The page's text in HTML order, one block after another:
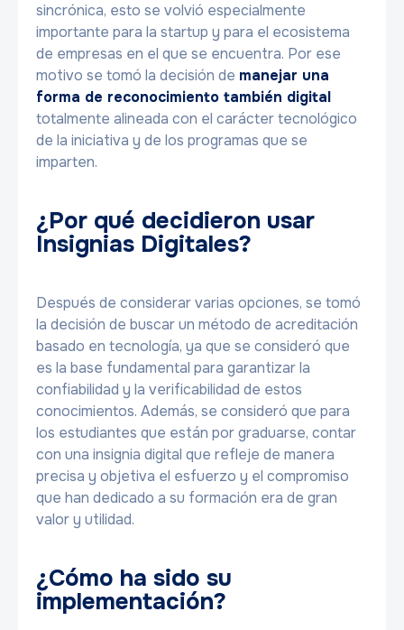
sincrónica, esto se volvió especialmente
importante para la startup y para el ecosistema
de empresas en el que se encuentra. Por ese
motivo se tomó la decisión de manejar una
forma de reconocimiento también digital
totalmente alineada con el carácter tecnológico
de la iniciativa y de los programas que se
imparten.
¿Por qué decidieron usar
Insignias Digitales?
Después de considerar varias opciones, se tomó
la decisión de buscar un método de acreditación
basado en tecnología, ya que se consideró que
es la base fundamental para garantizar la
confiabilidad y la verificabilidad de estos
conocimientos. Además, se consideró que para
los estudiantes que están por graduarse, contar
con una insignia digital que refleje de manera
precisa y objetiva el esfuerzo y el compromiso
que han dedicado a su formación era de gran
valor y utilidad.
¿Cómo ha sido su
implementación?